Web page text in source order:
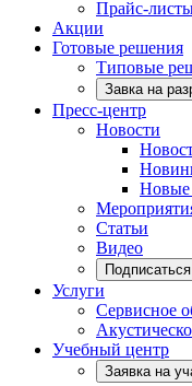
Прайс-
Акции
Готовые решения
Типовые
Завка на
Пресс-центр
Новости
Новые
Статьи
Видео
Подписаться
Услуги
Сервисное
Учебный центр
Заявка на